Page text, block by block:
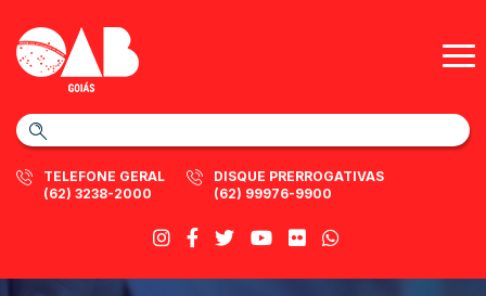
TELEFONE GERAL
(62) 3238-2000
DISQUE PRERROGATIVAS
(62) 99976-9900